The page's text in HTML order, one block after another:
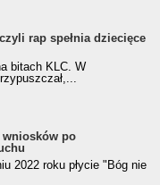
rap spełnia dziecięce
bitach KLC. W
wniosków po
2022 roku płycie "Bóg nie